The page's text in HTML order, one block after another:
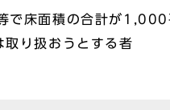
で床面積の合計が
り扱おうとする者